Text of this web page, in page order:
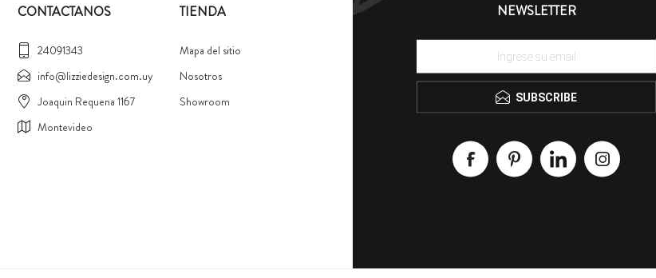
NEWSLETTER
SUBSCRIBE
CONTACTANOS
24091343
info@lizziedesign.com.uy
Joaquin Requena 1167
Montevideo
TIENDA
Mapa del sitio
Nosotros
Showroom